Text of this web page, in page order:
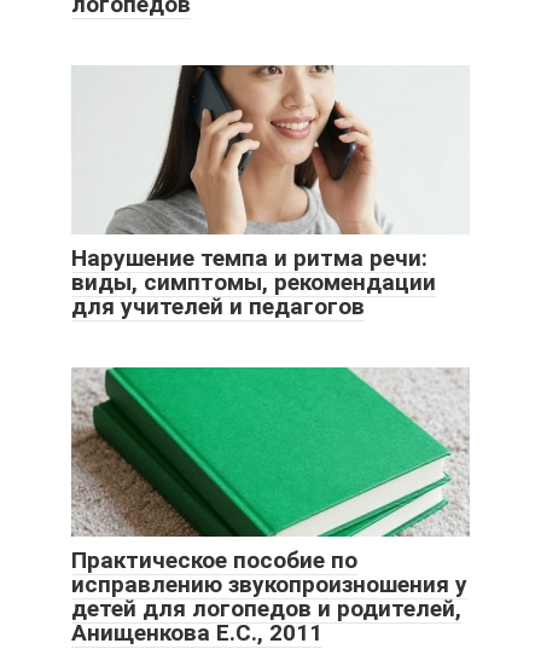
Нарушение темпа и ритма речи:
виды, симптомы, рекомендации
для учителей и педагогов
Практическое пособие по
исправлению звукопроизношения у
детей для логопедов и родителей,
Анищенкова Е.С., 2011